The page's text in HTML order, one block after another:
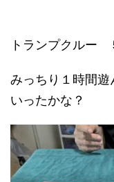
トランプクルー
みっちり１時間
いったかな？